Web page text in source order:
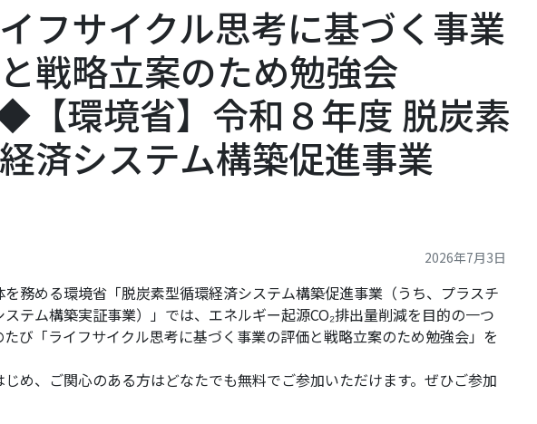
フサイクル思考に基づく事業
戦略立案のため勉強会
環境省】令和８年度 脱炭素
済システム構築促進事業
2026年7月3日
務める環境省「脱炭素型循環経済システム構築促進事業（うち、プラスチ
ステム構築実証事業）」では、エネルギー起源CO₂排出量削減を目的の一つ
たび「ライフサイクル思考に基づく事業の評価と戦略立案のため勉強会」を
め、ご関心のある方はどなたでも無料でご参加いただけます。ぜひご参加